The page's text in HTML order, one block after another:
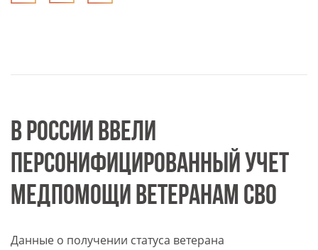
В РОССИИ ВВЕЛИ
ПЕРСОНИФИЦИРОВАННЫЙ УЧЕТ
МЕДПОМОЩИ ВЕТЕРАНАМ СВО
Данные о получении статуса ветерана